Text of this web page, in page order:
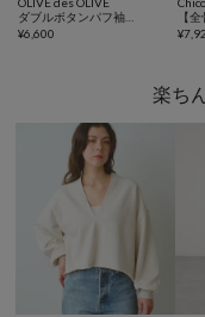
¥6,600
¥
楽ち